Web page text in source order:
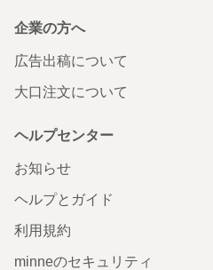
企業の方へ
広告出稿について
大口注文について
ヘルプセンター
お知らせ
ヘルプとガイド
利用規約
minneのセキュリティ